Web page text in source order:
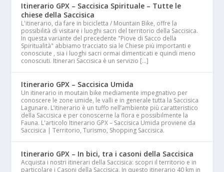
Itinerario GPX – Saccisica Spirituale – Tutte le
chiese della Saccisica
L'itinerario, da fare in bicicletta / Mountain Bike, offre la
possibilità di visitare i luoghi sacri del territorio della Saccisica.
In questa variante del precedente "Piove di Sacco della
Spiritualità" abbiamo tracciato sia le Chiese più importanti e
conosciute , sia i luoghi sacri ormai dimenticati e quindi meno
conosciuti. Itinerari Saccisica è un servizio […]
Itinerario GPX – Saccisica Umida
Un itinerario in moutain bike mediamente impegnativo per
conoscere le zone umide, le valli e in generale tutta la Saccisica
Lagunare. L’itinerario è un tuffo nell’ambiente più caratteristico
della Saccisica e per conoscerne la flora e possibilmente la
Fauna. L'articolo Itinerario GPX – Saccisica Umida proviene da
Saccisica | Territorio, Turismo, Shopping Saccisica.
Itinerario GPX – In bici, tra i casoni della Saccisica
Acquista i nostri itinerari della Saccisica: scopri il territorio e in
particolare i Casoni della Saccisica. In questo itinerario 40 km in